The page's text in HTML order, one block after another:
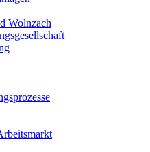
Wolnzach